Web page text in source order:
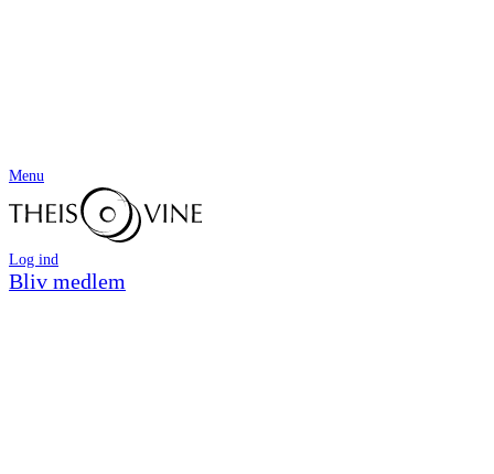
Menu
Log ind
Bliv medlem